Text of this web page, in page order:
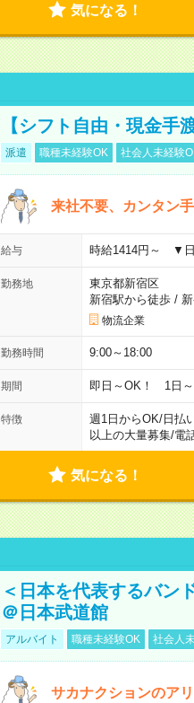
気になる！
【シフト自由・現金手
派遣 職種未経験OK 社会人未経験
来社不要、カンタン
給与 時給1414円～ ▼
勤務地
東京都新宿区
新宿駅から徒歩/
物流企業
勤務時間 9:00～18:00
期間 即日～OK！ 1日～
特徴 週1日からOK/日払
以上の大量募集/電
気になる！
＜日本を代表するバン
＠日本武道館
アルバイト 職種未経験OK 社会人
サカナクションのア